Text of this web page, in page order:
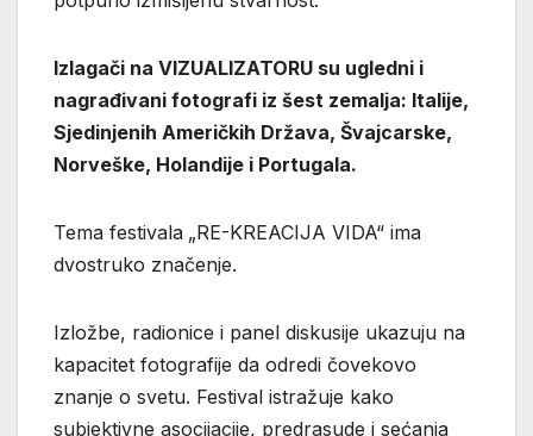
Izlagači na VIZUALIZATORU su ugledni i
nagrađivani fotografi iz šest zemalja: Italije,
Sjedinjenih Američkih Država, Švajcarske,
Norveške, Holandije i Portugala.
Tema festivala „RE-KREACIJA VIDA“ ima
dvostruko značenje.
Izložbe, radionice i panel diskusije ukazuju na
kapacitet fotografije da odredi čovekovo
znanje o svetu. Festival istražuje kako
subjektivne asocijacije, predrasude i sećanja